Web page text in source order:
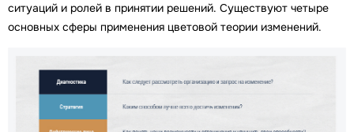
ситуаций и ролей в принятии решений. Существуют четыре
основных сферы применения цветовой теории изменений.